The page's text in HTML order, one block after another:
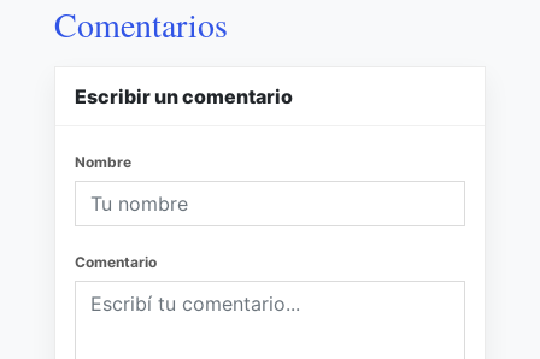
Comentarios
Escribir un comentario
Nombre
Comentario